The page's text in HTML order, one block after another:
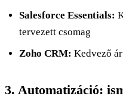
Salesforce Essentials:
tervezett csomag
Zoho CRM: Kedvező
3. Automatizáció: